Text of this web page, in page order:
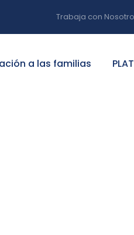
Trabaja con
a las familias